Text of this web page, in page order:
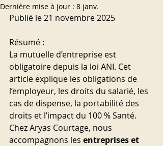
Dernière mise à jour : 8 janv.
Publié le 21 novembre 2025
Résumé :
La mutuelle d’entreprise est
obligatoire depuis la loi ANI. Cet
article explique les obligations de
l’employeur, les droits du salarié, les
cas de dispense, la portabilité des
droits et l’impact du 100 % Santé.
Chez Aryas Courtage, nous
accompagnons les entreprises et